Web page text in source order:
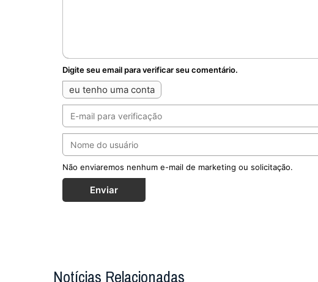
Digite seu email para verificar seu comentário.
eu tenho uma conta
Não enviaremos nenhum e-mail de marketing ou solicitação.
Enviar